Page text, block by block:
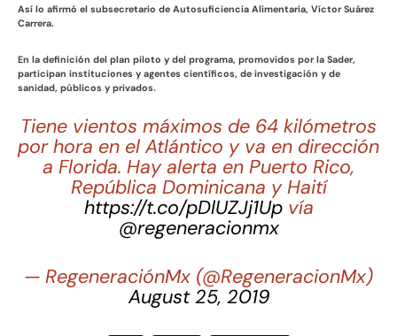
Así lo afirmó el subsecretario de Autosuficiencia Alimentaria, Víctor Suárez
Carrera.
En la definición del plan piloto y del programa, promovidos por la Sader,
participan instituciones y agentes científicos, de investigación y de
sanidad, públicos y privados.
Tiene vientos máximos de 64 kilómetros
por hora en el Atlántico y va en dirección
a Florida. Hay alerta en Puerto Rico,
República Dominicana y Haití
https://t.co/pDlUZJj1Upvía
@regeneracionmx
— RegeneraciónMx (@RegeneracionMx)
August 25, 2019